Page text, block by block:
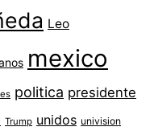
Leo
mexico
politica presidente
Trump unidos univision